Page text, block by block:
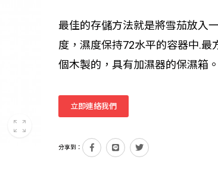
最佳的存儲方法就是將雪茄放入
度，濕度保持72水平的容器中.最
個木製的，具有加濕器的保濕箱。
立即連絡我們
分享到：